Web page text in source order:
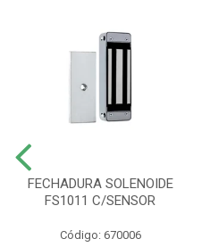
FECHADURA SOLENOIDE
FS1011 C/SENSOR
Código: 670006